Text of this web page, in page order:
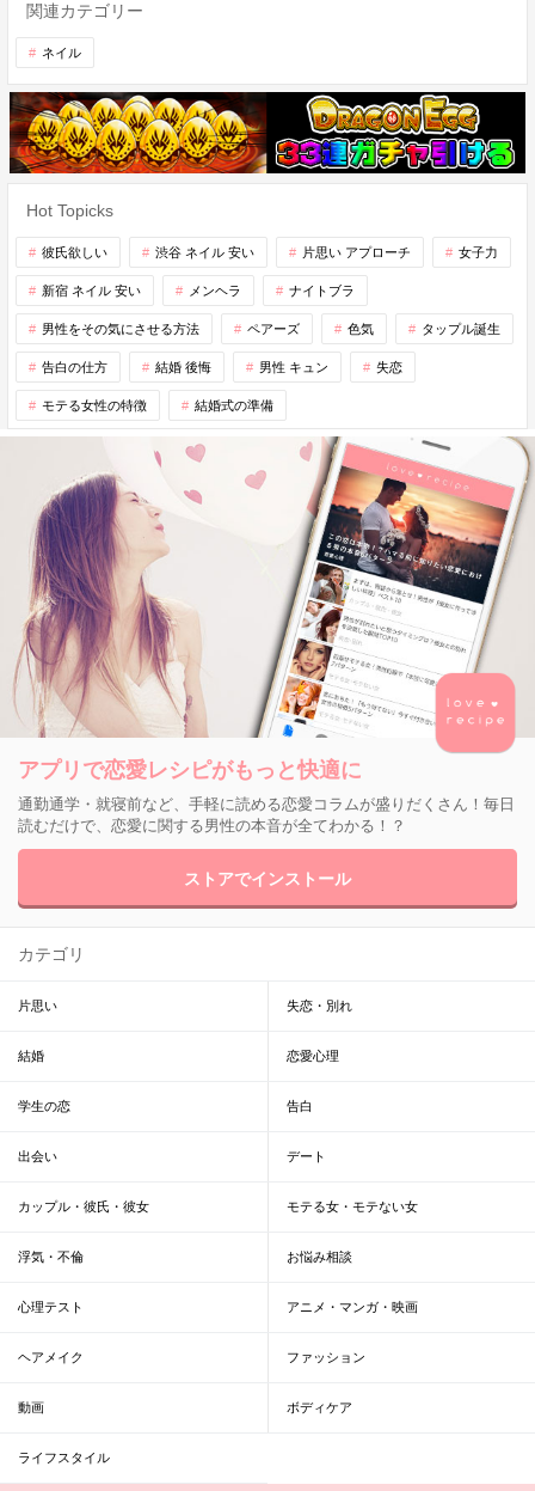
関連カテゴリー
ネイル
Hot Topicks
彼氏欲しい 渋谷 ネイル 安い 片思い アプローチ 女子力
新宿 ネイル 安い メンヘラ ナイトブラ
男性をその気にさせる方法 ペアーズ 色気 タップル誕生
告白の仕方 結婚 後悔 男性 キュン 失恋
モテる女性の特徴 結婚式の準備
アプリで恋愛レシピがもっと快適に
通勤通学・就寝前など、手軽に読める恋愛コラムが盛りだくさん！毎日
読むだけで、恋愛に関する男性の本音が全てわかる！？
ストアでインストール
カテゴリ
片思い 失恋・別れ
結婚 恋愛心理
学生の恋 告白
出会い デート
カップル・彼氏・彼女 モテる女・モテない女
浮気・不倫 お悩み相談
心理テスト アニメ・マンガ・映画
ヘアメイク ファッション
動画 ボディケア
ライフスタイル